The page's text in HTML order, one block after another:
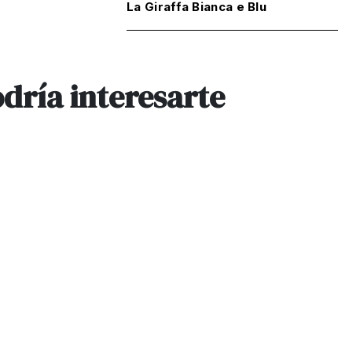
La Giraffa Bianca e Blu
interesarte